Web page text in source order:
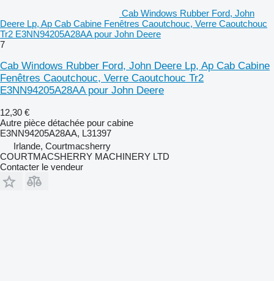
Cab Windows Rubber Ford, John
Deere Lp, Ap Cab Cabine Fenêtres Caoutchouc, Verre Caoutchouc
Tr2 E3NN94205A28AA pour John Deere
7
Cab Windows Rubber Ford, John Deere Lp, Ap Cab Cabine
Fenêtres Caoutchouc, Verre Caoutchouc Tr2
E3NN94205A28AA pour John Deere
12,30 €
Autre pièce détachée pour cabine
E3NN94205A28AA, L31397
Irlande, Courtmacsherry
COURTMACSHERRY MACHINERY LTD
Contacter le vendeur